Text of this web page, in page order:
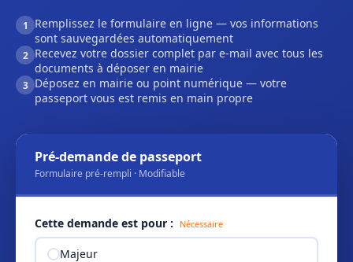
1
Remplissez le formulaire en ligne — vos informations
sont sauvegardées automatiquement
2 Recevez votre dossier complet par e-mail avec tous les
documents à déposer en mairie
3 Déposez en mairie ou point numérique — votre
passeport vous est remis en main propre
Pré-demande de passeport
Formulaire pré-rempli · Modifiable
Cette demande est pour : Nécessaire
Majeur